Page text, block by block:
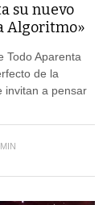
su nuevo
Algoritmo»
Todo Aparenta
de la
invitan a pensar